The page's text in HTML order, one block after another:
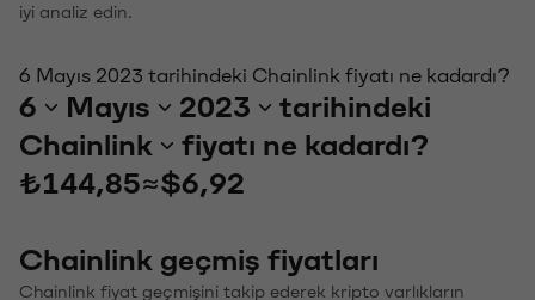
iyi analiz edin.
6 Mayıs 2023 tarihindeki Chainlink fiyatı ne kadardı?
6 Mayıs 2023
tarihindeki
Chainlink
fiyatı ne kadardı?
₺144,85≈$6,92
Chainlink geçmiş fiyatları
Chainlink fiyat geçmişini takip ederek kripto varlıkların